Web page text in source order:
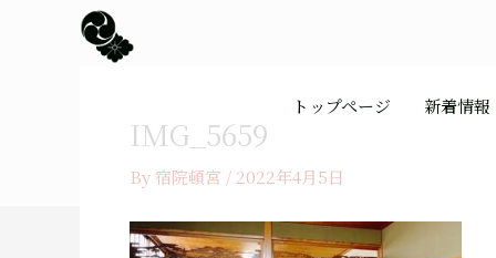
トップページ 新着情報
IMG_5659
By 宿院頓宮 / 2022年4月5日